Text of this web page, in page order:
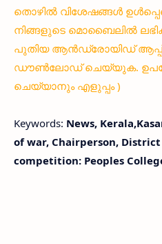
തൊഴിൽ വിശേഷങ്ങൾ
നിങ്ങളുടെ മൊബൈലിൽ
പുതിയ ആൻഡ്രോയിഡ് ആപ്പ്
ഡൗൺലോഡ് ചെയ്യുക.
ചെയ്യാനും എളുപ്പം )
Keywords: News,
of war, Chairperson,
competition: Peoples